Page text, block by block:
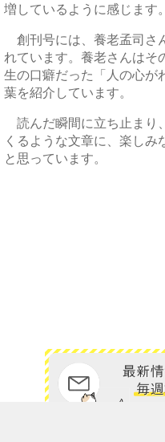
増しているように感じます。
創刊号には、養老孟司さ
れています。養老さんはそ
生の口癖だった「人の心が
葉を紹介しています。
読んだ瞬間に立ち止まり
くるような文章に、楽しみ
と思っています。